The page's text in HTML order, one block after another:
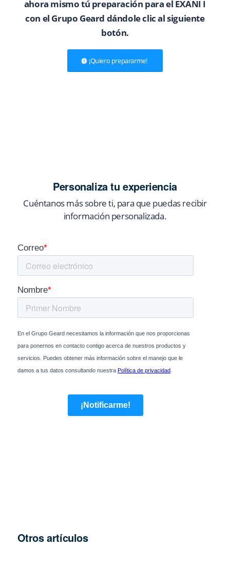
ahora mismo tú preparación para el EXANI I
con el Grupo Geard dándole clic al siguiente
botón.
¡Quiero prepararme!
Personaliza tu experiencia
Cuéntanos más sobre ti, para que puedas recibir
información personalizada.
Otros artículos